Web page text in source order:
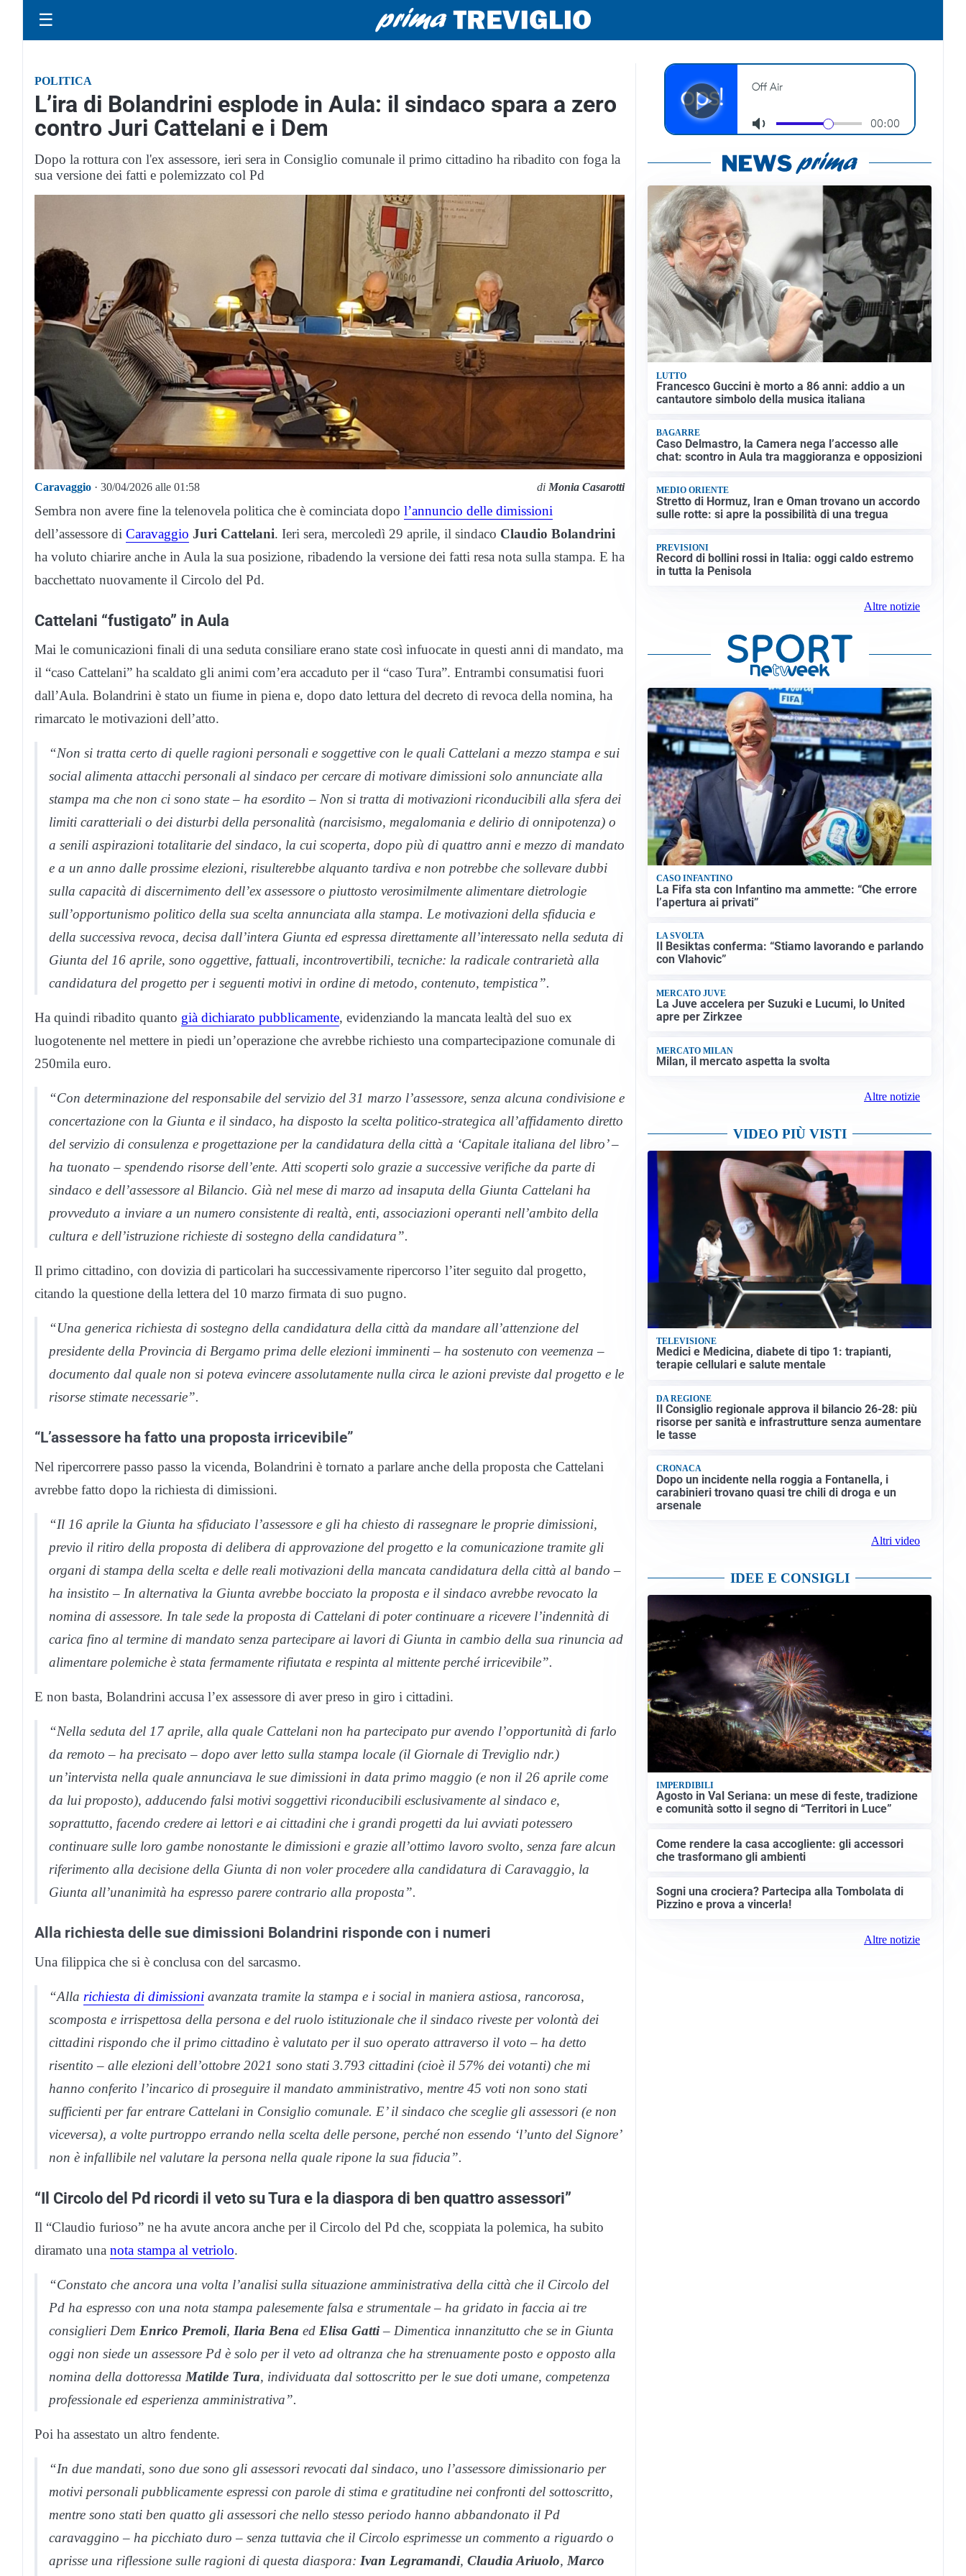
☰
POLITICA
L’ira di Bolandrini esplode in Aula: il sindaco spara a zero
contro Juri Cattelani e i Dem
Dopo la rottura con l'ex assessore, ieri sera in Consiglio comunale il primo cittadino ha ribadito con foga la
sua versione dei fatti e polemizzato col Pd
Caravaggio · 30/04/2026 alle 01:58 diMonia Casarotti
Sembra non avere fine la telenovela politica che è cominciata dopo l’annuncio delle dimissioni
dell’assessore di Caravaggio Juri Cattelani. Ieri sera, mercoledì 29 aprile, il sindaco Claudio Bolandrini
ha voluto chiarire anche in Aula la sua posizione, ribadendo la versione dei fatti resa nota sulla stampa. E ha
bacchettato nuovamente il Circolo del Pd.
Cattelani “fustigato” in Aula
Mai le comunicazioni finali di una seduta consiliare erano state così infuocate in questi anni di mandato, ma
il “caso Cattelani” ha scaldato gli animi com’era accaduto per il “caso Tura”. Entrambi consumatisi fuori
dall’Aula. Bolandrini è stato un fiume in piena e, dopo dato lettura del decreto di revoca della nomina, ha
rimarcato le motivazioni dell’atto.
“Non si tratta certo di quelle ragioni personali e soggettive con le quali Cattelani a mezzo stampa e sui
social alimenta attacchi personali al sindaco per cercare di motivare dimissioni solo annunciate alla
stampa ma che non ci sono state – ha esordito – Non si tratta di motivazioni riconducibili alla sfera dei
limiti caratteriali o dei disturbi della personalità (narcisismo, megalomania e delirio di onnipotenza) o
a senili aspirazioni totalitarie del sindaco, la cui scoperta, dopo più di quattro anni e mezzo di mandato
e a un anno dalle prossime elezioni, risulterebbe alquanto tardiva e non potrebbe che sollevare dubbi
sulla capacità di discernimento dell’ex assessore o piuttosto verosimilmente alimentare dietrologie
sull’opportunismo politico della sua scelta annunciata alla stampa. Le motivazioni della sfiducia e
della successiva revoca, decisa dall’intera Giunta ed espressa direttamente all’interessato nella seduta di
Giunta del 16 aprile, sono oggettive, fattuali, incontrovertibili, tecniche: la radicale contrarietà alla
candidatura del progetto per i seguenti motivi in ordine di metodo, contenuto, tempistica”.
Ha quindi ribadito quanto già dichiarato pubblicamente, evidenziando la mancata lealtà del suo ex
luogotenente nel mettere in piedi un’operazione che avrebbe richiesto una compartecipazione comunale di
250mila euro.
“Con determinazione del responsabile del servizio del 31 marzo l’assessore, senza alcuna condivisione e
concertazione con la Giunta e il sindaco, ha disposto la scelta politico-strategica all’affidamento diretto
del servizio di consulenza e progettazione per la candidatura della città a ‘Capitale italiana del libro’ –
ha tuonato – spendendo risorse dell’ente. Atti scoperti solo grazie a successive verifiche da parte di
sindaco e dell’assessore al Bilancio. Già nel mese di marzo ad insaputa della Giunta Cattelani ha
provveduto a inviare a un numero consistente di realtà, enti, associazioni operanti nell’ambito della
cultura e dell’istruzione richieste di sostegno della candidatura”.
Il primo cittadino, con dovizia di particolari ha successivamente ripercorso l’iter seguito dal progetto,
citando la questione della lettera del 10 marzo firmata di suo pugno.
“Una generica richiesta di sostegno della candidatura della città da mandare all’attenzione del
presidente della Provincia di Bergamo prima delle elezioni imminenti – ha sostenuto con veemenza –
documento dal quale non si poteva evincere assolutamente nulla circa le azioni previste dal progetto e le
risorse stimate necessarie”.
“L’assessore ha fatto una proposta irricevibile”
Nel ripercorrere passo passo la vicenda, Bolandrini è tornato a parlare anche della proposta che Cattelani
avrebbe fatto dopo la richiesta di dimissioni.
“Il 16 aprile la Giunta ha sfiduciato l’assessore e gli ha chiesto di rassegnare le proprie dimissioni,
previo il ritiro della proposta di delibera di approvazione del progetto e la comunicazione tramite gli
organi di stampa della scelta e delle reali motivazioni della mancata candidatura della città al bando –
ha insistito – In alternativa la Giunta avrebbe bocciato la proposta e il sindaco avrebbe revocato la
nomina di assessore. In tale sede la proposta di Cattelani di poter continuare a ricevere l’indennità di
carica fino al termine di mandato senza partecipare ai lavori di Giunta in cambio della sua rinuncia ad
alimentare polemiche è stata fermamente rifiutata e respinta al mittente perché irricevibile”.
E non basta, Bolandrini accusa l’ex assessore di aver preso in giro i cittadini.
“Nella seduta del 17 aprile, alla quale Cattelani non ha partecipato pur avendo l’opportunità di farlo
da remoto – ha precisato – dopo aver letto sulla stampa locale (il Giornale di Treviglio ndr.)
un’intervista nella quale annunciava le sue dimissioni in data primo maggio (e non il 26 aprile come
da lui proposto), adducendo falsi motivi soggettivi riconducibili esclusivamente al sindaco e,
soprattutto, facendo credere ai lettori e ai cittadini che i grandi progetti da lui avviati potessero
continuare sulle loro gambe nonostante le dimissioni e grazie all’ottimo lavoro svolto, senza fare alcun
riferimento alla decisione della Giunta di non voler procedere alla candidatura di Caravaggio, la
Giunta all’unanimità ha espresso parere contrario alla proposta”.
Alla richiesta delle sue dimissioni Bolandrini risponde con i numeri
Una filippica che si è conclusa con del sarcasmo.
“Alla richiesta di dimissioni avanzata tramite la stampa e i social in maniera astiosa, rancorosa,
scomposta e irrispettosa della persona e del ruolo istituzionale che il sindaco riveste per volontà dei
cittadini rispondo che il primo cittadino è valutato per il suo operato attraverso il voto – ha detto
risentito – alle elezioni dell’ottobre 2021 sono stati 3.793 cittadini (cioè il 57% dei votanti) che mi
hanno conferito l’incarico di proseguire il mandato amministrativo, mentre 45 voti non sono stati
sufficienti per far entrare Cattelani in Consiglio comunale. E’ il sindaco che sceglie gli assessori (e non
viceversa), a volte purtroppo errando nella scelta delle persone, perché non essendo ‘l’unto del Signore’
non è infallibile nel valutare la persona nella quale ripone la sua fiducia”.
“Il Circolo del Pd ricordi il veto su Tura e la diaspora di ben quattro assessori”
Il “Claudio furioso” ne ha avute ancora anche per il Circolo del Pd che, scoppiata la polemica, ha subito
diramato una nota stampa al vetriolo.
“Constato che ancora una volta l’analisi sulla situazione amministrativa della città che il Circolo del
Pd ha espresso con una nota stampa palesemente falsa e strumentale – ha gridato in faccia ai tre
consiglieri Dem Enrico Premoli, Ilaria Bena ed Elisa Gatti– Dimentica innanzitutto che se in Giunta
oggi non siede un assessore Pd è solo per il veto ad oltranza che ha strenuamente posto e opposto alla
nomina della dottoressaMatilde Tura, individuata dal sottoscritto per le sue doti umane, competenza
professionale ed esperienza amministrativa”.
Poi ha assestato un altro fendente.
“In due mandati, sono due sono gli assessori revocati dal sindaco, uno l’assessore dimissionario per
motivi personali pubblicamente espressi con parole di stima e gratitudine nei confronti del sottoscritto,
mentre sono stati ben quatto gli assessori che nello stesso periodo hanno abbandonato il Pd
caravaggino – ha picchiato duro – senza tuttavia che il Circolo esprimesse un commento a riguardo o
aprisse una riflessione sulle ragioni di questa diaspora: Ivan Legramandi, Claudia Ariuolo, Marco
LUTTO
Francesco Guccini è morto a 86 anni: addio a un
cantautore simbolo della musica italiana
BAGARRE
Caso Delmastro, la Camera nega l’accesso alle
chat: scontro in Aula tra maggioranza e opposizioni
MEDIO ORIENTE
Stretto di Hormuz, Iran e Oman trovano un accordo
sulle rotte: si apre la possibilità di una tregua
PREVISIONI
Record di bollini rossi in Italia: oggi caldo estremo
in tutta la Penisola
Altre notizie
CASO INFANTINO
La Fifa sta con Infantino ma ammette: “Che errore
l’apertura ai privati”
LA SVOLTA
Il Besiktas conferma: “Stiamo lavorando e parlando
con Vlahovic”
MERCATO JUVE
La Juve accelera per Suzuki e Lucumi, lo United
apre per Zirkzee
MERCATO MILAN
Milan, il mercato aspetta la svolta
Altre notizie
VIDEO PIÙ VISTI
TELEVISIONE
Medici e Medicina, diabete di tipo 1: trapianti,
terapie cellulari e salute mentale
DA REGIONE
Il Consiglio regionale approva il bilancio 26-28: più
risorse per sanità e infrastrutture senza aumentare
le tasse
CRONACA
Dopo un incidente nella roggia a Fontanella, i
carabinieri trovano quasi tre chili di droga e un
arsenale
Altri video
IDEE E CONSIGLI
IMPERDIBILI
Agosto in Val Seriana: un mese di feste, tradizione
e comunità sotto il segno di “Territori in Luce”
Come rendere la casa accogliente: gli accessori
che trasformano gli ambienti
Sogni una crociera? Partecipa alla Tombolata di
Pizzino e prova a vincerla!
Altre notizie